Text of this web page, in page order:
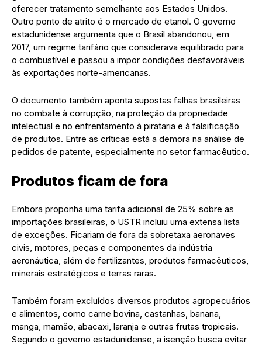
oferecer tratamento semelhante aos Estados Unidos.
Outro ponto de atrito é o mercado de etanol. O governo
estadunidense argumenta que o Brasil abandonou, em
2017, um regime tarifário que considerava equilibrado para
o combustível e passou a impor condições desfavoráveis
às exportações norte-americanas.
O documento também aponta supostas falhas brasileiras
no combate à corrupção, na proteção da propriedade
intelectual e no enfrentamento à pirataria e à falsificação
de produtos. Entre as críticas está a demora na análise de
pedidos de patente, especialmente no setor farmacêutico.
Produtos ficam de fora
Embora proponha uma tarifa adicional de 25% sobre as
importações brasileiras, o USTR incluiu uma extensa lista
de exceções. Ficariam de fora da sobretaxa aeronaves
civis, motores, peças e componentes da indústria
aeronáutica, além de fertilizantes, produtos farmacêuticos,
minerais estratégicos e terras raras.
Também foram excluídos diversos produtos agropecuários
e alimentos, como carne bovina, castanhas, banana,
manga, mamão, abacaxi, laranja e outras frutas tropicais.
Segundo o governo estadunidense, a isenção busca evitar